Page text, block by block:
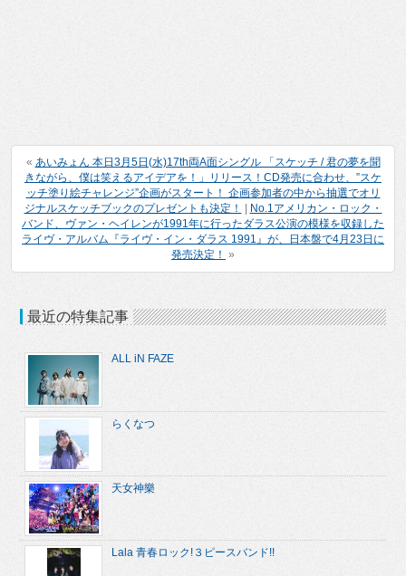
« あいみょん 本日3月5日(水)17th両A面シングル 「スケッチ / 君の夢を聞
きながら、僕は笑えるアイデアを！」リリース！CD発売に合わせ、”スケ
ッチ塗り絵チャレンジ”企画がスタート！ 企画参加者の中から抽選でオリ
ジナルスケッチブックのプレゼントも決定！
No.1アメリカン・ロック・
バンド、ヴァン・ヘイレンが1991年に行ったダラス公演の模様を収録した
ライヴ・アルバム『ライヴ・イン・ダラス 1991』が、日本盤で4月23日に
発売決定！ »
最近の特集記事
ALL iN FAZE
らくなつ
天女神樂
Lala 青春ロック!３ピースバンド!!